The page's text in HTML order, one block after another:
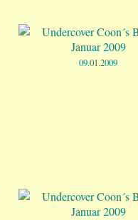
09.01.2009